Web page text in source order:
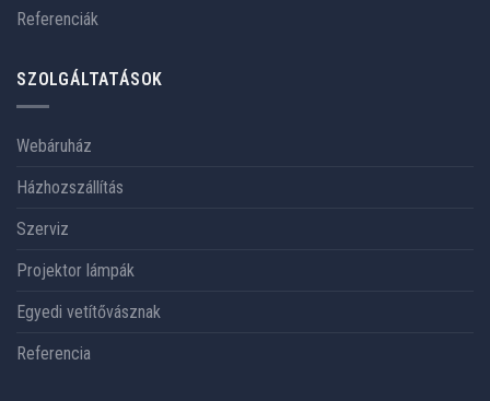
Referenciák
SZOLGÁLTATÁSOK
Webáruház
Házhozszállítás
Szerviz
Projektor lámpák
Egyedi vetítővásznak
Referencia